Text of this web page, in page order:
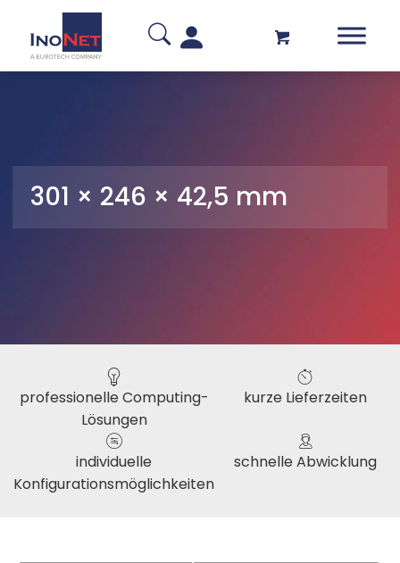
301 × 246 × 42,5 mm
professionelle Computing-
Lösungen
kurze Lieferzeiten
individuelle
Konfigurationsmöglichkeiten
schnelle Abwicklung